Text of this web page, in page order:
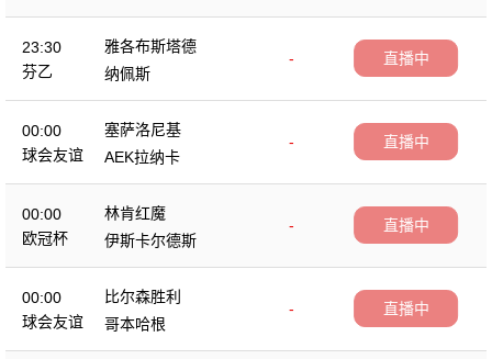
23:30
芬乙
雅各布斯塔德
-
纳佩斯
直播中
00:00
球会友谊
塞萨洛尼基
-
AEK拉纳卡
直播中
00:00
欧冠杯
林肯红魔
-
伊斯卡尔德斯
直播中
00:00
球会友谊
比尔森胜利
-
哥本哈根
直播中